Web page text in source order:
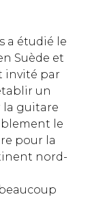
a étudié le
Suède et
invité par
un
la guitare
le
pour la
nord-